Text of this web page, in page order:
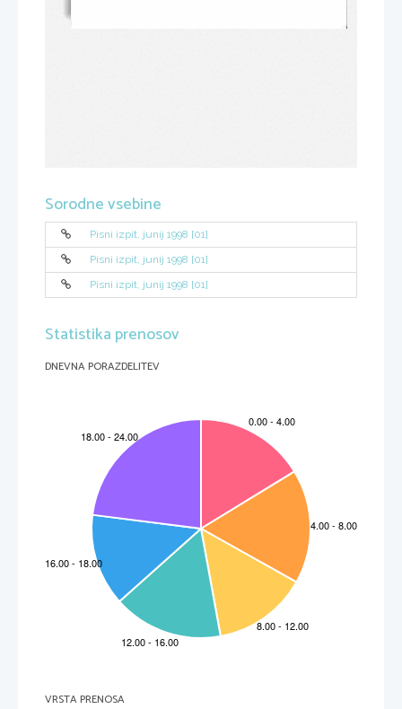
Sorodne vsebine
Pisni izpit, junij 1998 [01]
Pisni izpit, junij 1998 [01]
Pisni izpit, junij 1998 [01]
Statistika prenosov
DNEVNA PORAZDELITEV
VRSTA PRENOSA